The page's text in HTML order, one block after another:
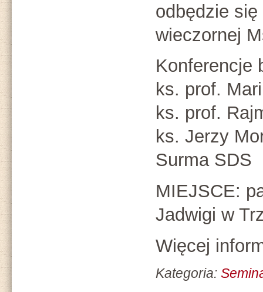
odbędzie
wieczornej
Konferencje
ks. prof.
ks. prof.
ks. Jerzy
Surma SDS
MIEJSCE:
Jadwigi w
Więcej
Kategoria: